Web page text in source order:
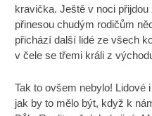
kravička. Ještě v noci
přinesou chudým rodičům
přichází další lidé ze všech
v čele se třemi králi z
Tak to ovšem nebylo! Lidové
jak by to mělo být, když k